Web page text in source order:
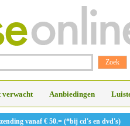
verwacht Aanbiedingen
vanaf € 50.= (*bij cd's en dvd's)